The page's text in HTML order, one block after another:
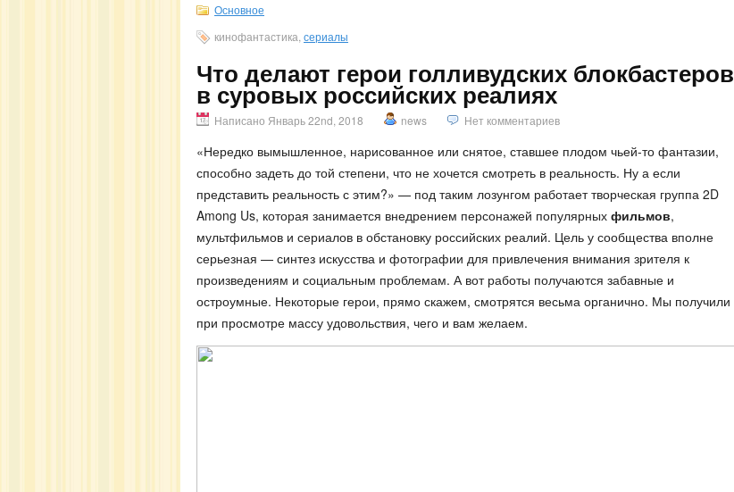
Основное
кинофантастика, сериалы
Что делают герои голливудских блокбастеров
в суровых российских реалиях
Написано Январь 22nd, 2018 news Нет комментариев
«Нередко вымышленное, нарисованное или снятое, ставшее плодом чьей-то фантазии,
способно задеть до той степени, что не хочется смотреть в реальность. Ну а если
представить реальность с этим?» — под таким лозунгом работает творческая группа 2D
Among Us, которая занимается внедрением персонажей популярных фильмов,
мультфильмов и сериалов в обстановку российских реалий. Цель у сообщества вполне
серьезная — синтез искусства и фотографии для привлечения внимания зрителя к
произведениям и социальным проблемам. А вот работы получаются забавные и
остроумные. Некоторые герои, прямо скажем, смотрятся весьма органично. Мы получили
при просмотре массу удовольствия, чего и вам желаем.